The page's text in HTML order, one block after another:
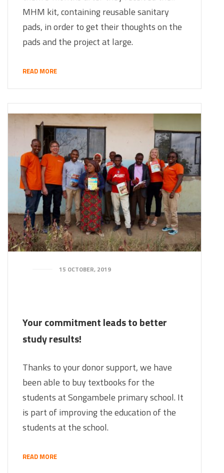
MHM kit, containing reusable sanitary
pads, in order to get their thoughts on the
pads and the project at large.
READ MORE
15 OCTOBER, 2019
Your commitment leads to better
study results!
Thanks to your donor support, we have
been able to buy textbooks for the
students at Songambele primary school. It
is part of improving the education of the
students at the school.
READ MORE